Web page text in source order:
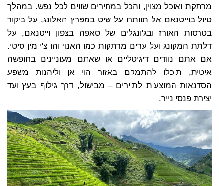
מרתקת ואוכל מצוין, והכל במחירים שווים לכל נפש. במהלך
טיול בוייטנאם אל תוותרו על שיט במפרץ האלונג, על ביקור
בטרסות האורז ובג'ונגלים של סאפה בצפון וייטנאם, על
דלתת המקונג ועל ערים מרתקות כמו האנוי והו צ'י מין סיטי.
אם אתם נוודים דיגיטליים או שאתם מעוניינים בחופשה
איטית, תוכלו להתמקם באזור הוי אן וליהנות משפע
הסדנאות המוצעות לתיירים – מבישול, דרך גילוף בעץ ועד
יצירת פנסי נייר.